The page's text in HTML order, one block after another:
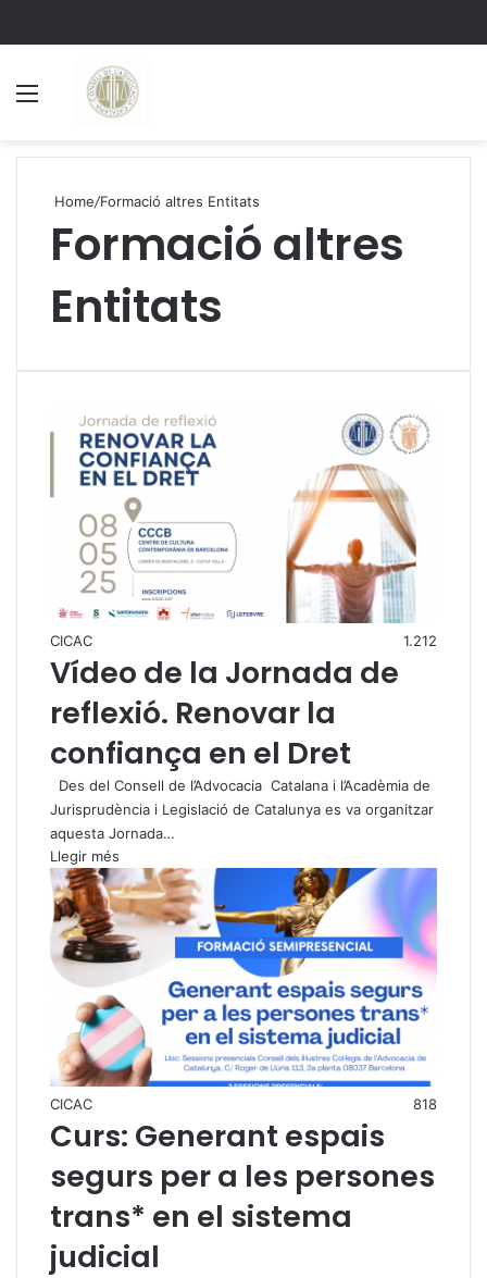
Home/Formació altres Entitats
Formació altres
Entitats
CICAC 1.212
Vídeo de la Jornada de
reflexió. Renovar la
confiança en el Dret
Des del Consell de l’Advocacia Catalana i l’Acadèmia de
Jurisprudència i Legislació de Catalunya es va organitzar
aquesta Jornada…
Llegir més
CICAC 818
Curs: Generant espais
segurs per a les persones
trans* en el sistema
judicial